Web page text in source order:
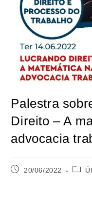
Palestra
Direito – A
advocacia
20/06/2022